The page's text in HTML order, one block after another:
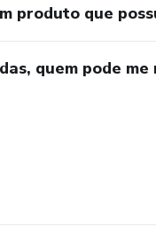
produto que
quem pode